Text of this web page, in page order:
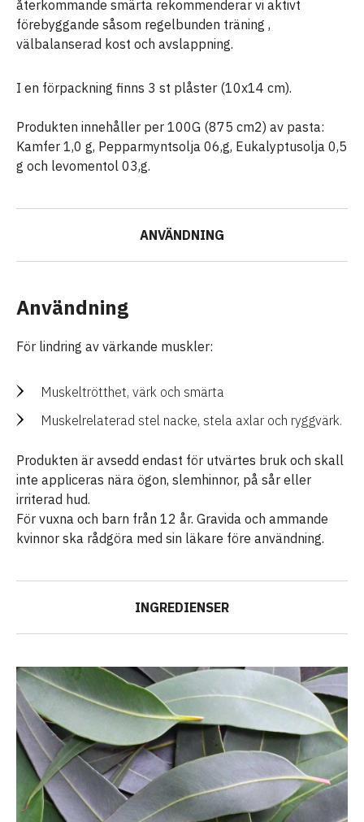
återkommande smärta rekommenderar vi aktivt
förebyggande såsom regelbunden träning ,
välbalanserad kost och avslappning.
I en förpackning finns 3 st plåster (10x14 cm).
Produkten innehåller per 100G (875 cm2) av pasta:
Kamfer 1,0 g, Pepparmyntsolja 06,g, Eukalyptusolja 0,5
g och levomentol 03,g.
ANVÄNDNING
Användning
För lindring av värkande muskler:
Muskeltrötthet, värk och smärta
Muskelrelaterad stel nacke, stela axlar och ryggvärk.
Produkten är avsedd endast för utvärtes bruk och skall
inte appliceras nära ögon, slemhinnor, på sår eller
irriterad hud.
För vuxna och barn från 12 år. Gravida och ammande
kvinnor ska rådgöra med sin läkare före användning.
INGREDIENSER